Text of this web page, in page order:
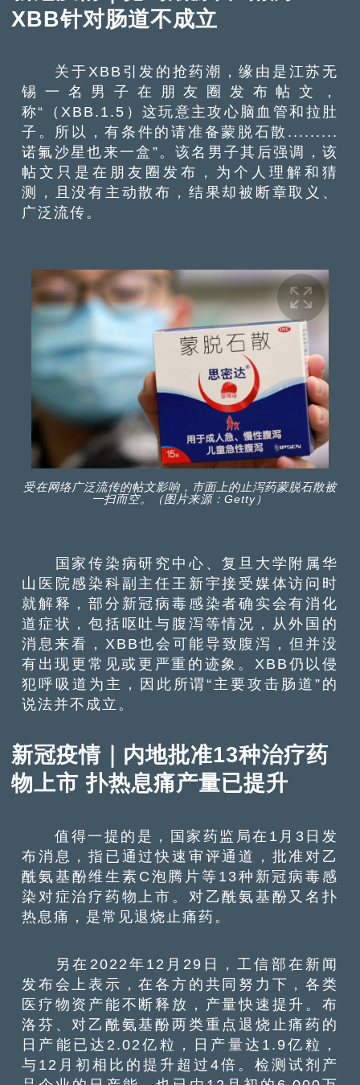
XBB针对肠道不成立
关于XBB引发的抢药潮，缘由是江苏无
锡一名男子在朋友圈发布帖文，
称“（XBB.1.5）这玩意主攻心脑血管和拉肚
子。所以，有条件的请准备蒙脱石散.........
诺氟沙星也来一盒”。该名男子其后强调，该
帖文只是在朋友圈发布，为个人理解和猜
测，且没有主动散布，结果却被断章取义、
广泛流传。
受在网络广泛流传的帖文影响，市面上的止泻药蒙脱石散被
一扫而空。（图片来源：Getty）
国家传染病研究中心、复旦大学附属华
山医院感染科副主任王新宇接受媒体访问时
就解释，部分新冠病毒感染者确实会有消化
道症状，包括呕吐与腹泻等情况，从外国的
消息来看，XBB也会可能导致腹泻，但并没
有出现更常见或更严重的迹象。XBB仍以侵
犯呼吸道为主，因此所谓“主要攻击肠道”的
说法并不成立。
新冠疫情｜内地批准13种治疗药
物上市 扑热息痛产量已提升
值得一提的是，国家药监局在1月3日发
布消息，指已通过快速审评通道，批准对乙
酰氨基酚维生素C泡腾片等13种新冠病毒感
染对症治疗药物上市。对乙酰氨基酚又名扑
热息痛，是常见退烧止痛药。
另在2022年12月29日，工信部在新闻
发布会上表示，在各方的共同努力下，各类
医疗物资产能不断释放，产量快速提升。布
洛芬、对乙酰氨基酚两类重点退烧止痛药的
日产能已达2.02亿粒，日产量达1.9亿粒，
与12月初相比的提升超过4倍。检测试剂产